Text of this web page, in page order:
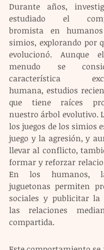
Durante años,
estudiado el
bromista en
simios, explorando por
evolucionó. Aunque
menudo se
característica
humana, estudios
que tiene raíces
nuestro árbol evolutivo.
los juegos de los simios
juego y la agresión, y
llevar al conflicto,
formar y reforzar
En los humanos,
juguetonas permiten
sociales y publicitar la
las relaciones
compartida.